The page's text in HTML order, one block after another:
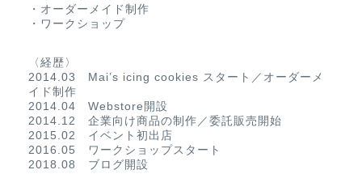
・オーダーメイド制作
・ワークショップ
〈経歴〉
2014.03 Mai’s icing cookies スタート／オーダーメ
イド制作
2014.04 Webstore開設
2014.12 企業向け商品の制作／委託販売開始
2015.02 イベント初出店
2016.05 ワークショップスタート
2018.08 ブログ開設